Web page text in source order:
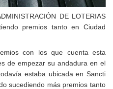
DE LOTERIAS
premios tanto en Ciudad
con los que cuenta esta
de empezar su andadura en el
estaba ubicada en Sancti
sucediendo más premiostanto